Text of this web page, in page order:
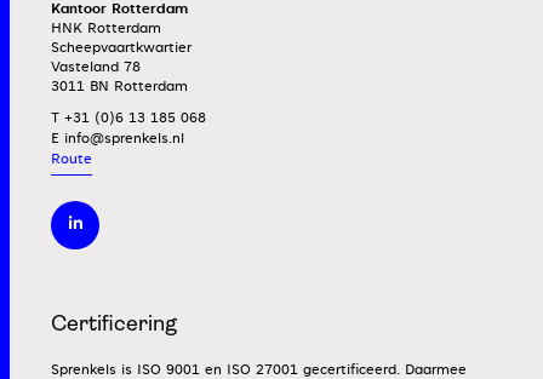
Kantoor Rotterdam
HNK Rotterdam
Scheepvaartkwartier
Vasteland 78
3011 BN Rotterdam
T +31 (0)6 13 185 068
E
Route
Certificering
Sprenkels is ISO 9001 en ISO 27001 gecertificeerd. Daarmee